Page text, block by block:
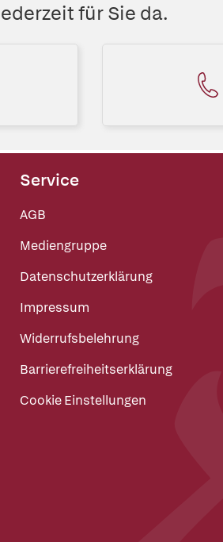
für Sie da.
Service
AGB
Mediengruppe
Datenschutzerklärung
Impressum
Widerrufsbelehrung
Barrierefreiheitserklärung
Cookie Einstellungen